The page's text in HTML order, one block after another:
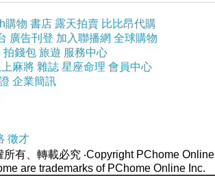
裡其實是自然博物館！
購物 書店 露天拍賣 比比昂代購
廣告刊登 加入聯播網 全球購物
拍錢包 旅遊 服務中心
麻將 雜誌 星座命理 會員中心
企業簡訊
徵才
所有、轉載必究 ‧Copyright PChome Online
are trademarks of PChome Online Inc.